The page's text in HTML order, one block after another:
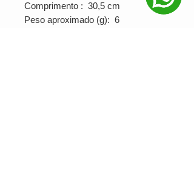
Comprimento : 30,5 cm
Peso aproximado (g): 6